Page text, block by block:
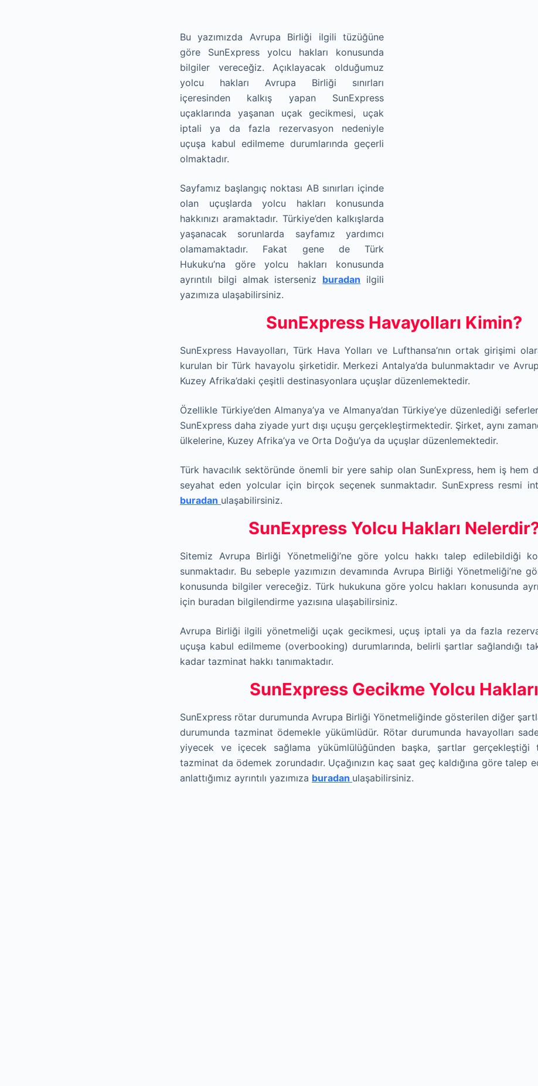
Bu yazımızda Avrupa Birliği ilgili tüzüğüne
göre SunExpress yolcu hakları konusunda
bilgiler vereceğiz. Açıklayacak olduğumuz
yolcu hakları Avrupa Birliği sınırları
içeresinden kalkış yapan SunExpress
uçaklarında yaşanan uçak gecikmesi, uçak
iptali ya da fazla rezervasyon nedeniyle
uçuşa kabul edilmeme durumlarında geçerli
olmaktadır.
Sayfamız başlangıç noktası AB sınırları içinde
olan uçuşlarda yolcu hakları konusunda
hakkınızı aramaktadır. Türkiye’den kalkışlarda
yaşanacak sorunlarda sayfamız yardımcı
olamamaktadır. Fakat gene de Türk
Hukuku’na göre yolcu hakları konusunda
ayrıntılı bilgi almak isterseniz buradan ilgili
yazımıza ulaşabilirsiniz.
SunExpress Havayolları Kimin?
SunExpress Havayolları, Türk Hava Yolları ve Lufthansa’nın ortak girişimi
kurulan bir Türk havayolu şirketidir. Merkezi Antalya’da bulunmaktadır ve
Kuzey Afrika’daki çeşitli destinasyonlara uçuşlar düzenlemektedir.
Özellikle Türkiye’den Almanya’ya ve Almanya’dan Türkiye’ye düzenlediği
SunExpress daha ziyade yurt dışı uçuşu gerçekleştirmektedir. Şirket, aynı
ülkelerine, Kuzey Afrika’ya ve Orta Doğu’ya da uçuşlar düzenlemektedir.
Türk havacılık sektöründe önemli bir yere sahip olan SunExpress, hem iş hem
seyahat eden yolcular için birçok seçenek sunmaktadır. SunExpress resmi
buradan ulaşabilirsiniz.
SunExpress Yolcu Hakları
Sitemiz Avrupa Birliği Yönetmeliği’ne göre yolcu hakkı talep edilebildiği
sunmaktadır. Bu sebeple yazımızın devamında Avrupa Birliği Yönetmeliği’ne
konusunda bilgiler vereceğiz. Türk hukukuna göre yolcu hakları konusunda
için buradan bilgilendirme yazısına ulaşabilirsiniz.
Avrupa Birliği ilgili yönetmeliği uçak gecikmesi, uçuş iptali ya da fazla
uçuşa kabul edilmeme (overbooking) durumlarında, belirli şartlar sağlandığı
kadar tazminat hakkı tanımaktadır.
SunExpress Gecikme Yolcu Hakları
SunExpress rötar durumunda Avrupa Birliği Yönetmeliğinde gösterilen diğer
durumunda tazminat ödemekle yükümlüdür. Rötar durumunda havayolları
yiyecek ve içecek sağlama yükümlülüğünden başka, şartlar gerçekleştiği
tazminat da ödemek zorundadır. Uçağınızın kaç saat geç kaldığına göre talep
anlattığımız ayrıntılı yazımıza buradan ulaşabilirsiniz.